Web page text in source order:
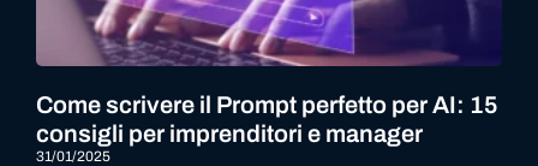
Come scrivere il Prompt perfetto per AI: 15
consigli per imprenditori e manager
31/01/2025